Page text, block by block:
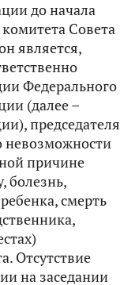
до начала
Совета
является,
Федерального
(далее –
председателя
невозможности
причине
болезнь,
смерть
Отсутствие
на заседании